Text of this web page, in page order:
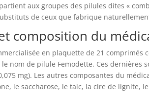
aux groupes des pilules dites «
de ceux que fabrique
composition du
en plaquette de 21 comprimés
nom de pilule Femodette. Ces dernières
mg). Les autres composantes du
le saccharose, le talc, la cire de lignite,